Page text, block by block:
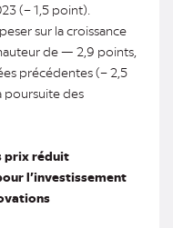
(– 1,5 point).
sur la croissance
de — 2,9 points,
précédentes (– 2,5
poursuite des
prix réduit
l’investissement